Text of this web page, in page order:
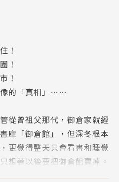
！
！
！
的「真相」……
從曾祖父那代，御倉家就經
庫「御倉館」，但深冬根本
更覺得整天只會看書和睡覺
想著以後要把御倉館賣掉。